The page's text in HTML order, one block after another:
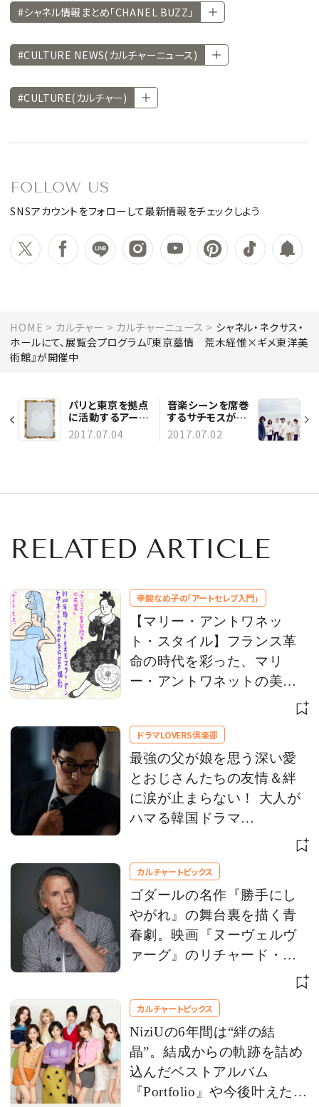
#シャネル情報まとめ「CHANEL BUZZ」
#CULTURE NEWS(カルチャーニュース)
#CULTURE(カルチャー)
FOLLOW US
SNSアカウントをフォローして最新情報をチェックしよう
HOME カルチャー カルチャーニュース
シャネル・ネクサス・
ホールにて、展覧会プログラム『東京墓情 荒木経惟×ギメ東洋美
術館』が開催中
パリと東京を拠点
に活動するアーテ
ィスト、河原シンス
ケの作品展が開催
2017.07.04
音楽シーンを席巻
するサチモスが新
レーベルを設立。
第一弾となる作品
2017.07.02
RELATED ARTICLE
辛酸なめ子の「アートセレブ入門」
【マリー・アントワネッ
ト・スタイル】フランス革
命の時代を彩った、マリ
ー・アントワネットの美意
ドラマLOVERS倶楽部
最強の父が娘を思う深い愛
とおじさんたちの友情＆絆
に涙が止まらない！ 大人が
ハマる韓国ドラマ
【Netflix】 お盆休みにイッ
カルチャートピックス
ゴダールの名作『勝手にし
やがれ』の舞台裏を描く青
春劇。映画『ヌーヴェルヴ
ァーグ』のリチャード・リ
ンクレイター監督にインタ
カルチャートピックス
NiziUの6年間は“絆の結
晶”。結成からの軌跡を詰め
込んだベストアルバム
『Portfolio』や今後叶えたい